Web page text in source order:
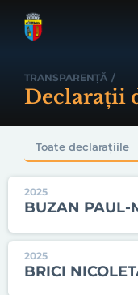
TRANSPARENȚĂ /
Declarații
2025
BUZAN PAUL-
2025
BRICI